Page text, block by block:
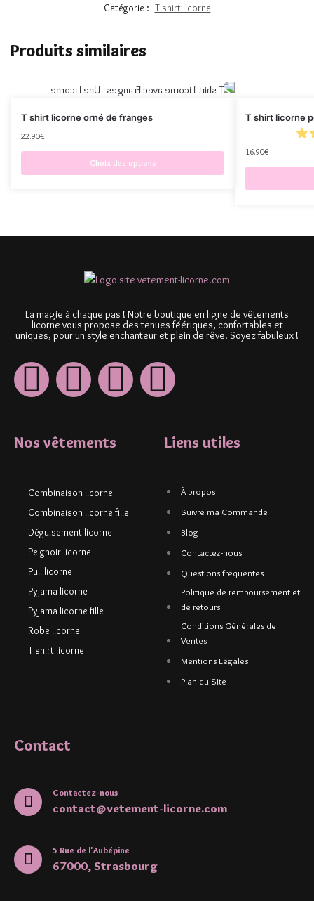
Catégorie : T shirt licorne
Produits similaires
T shirt licorne orné de franges
22.90€
Choix des options
T shirt licorne
16.90€
La magie à chaque pas ! Notre boutique en ligne de vêtements
licorne vous propose des tenues féériques, confortables et
uniques, pour un style enchanteur et plein de rêve. Soyez fabuleux !
Nos vêtements
Combinaison licorne
Combinaison licorne fille
Déguisement licorne
Peignoir licorne
Pull licorne
Pyjama licorne
Pyjama licorne fille
Robe licorne
T shirt licorne
Liens utiles
À propos
Suivre ma Commande
Blog
Contactez-nous
Questions fréquentes
Politique de remboursement et
de retours
Conditions Générales de
Ventes
Mentions Légales
Plan du Site
Contact
Contactez-nous
contact@vetement-licorne.com
5 Rue de l'Aubépine
67000, Strasbourg